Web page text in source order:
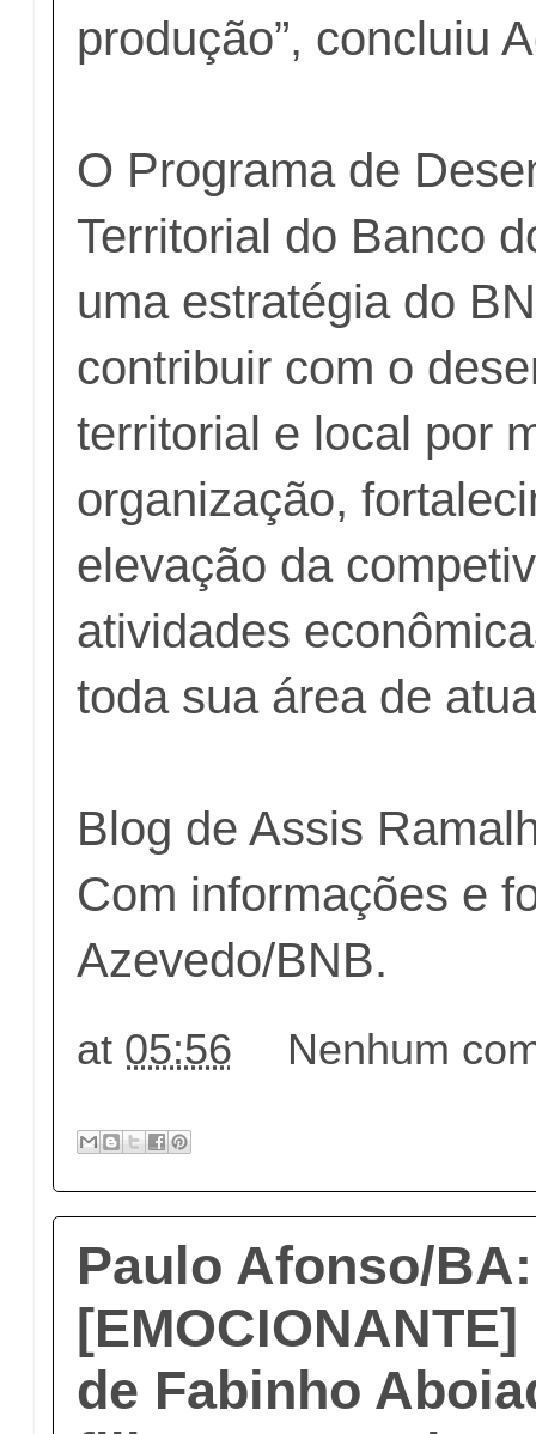
produção”, concluiu
O Programa de
Territorial do Banco
uma estratégia do
contribuir com o
territorial e local por
organização,
elevação da
atividades
toda sua área de
Blog de Assis
Com informações e
Azevedo/BNB.
at 05:56 Nenhum
Paulo Afonso/BA:
de Fabinho